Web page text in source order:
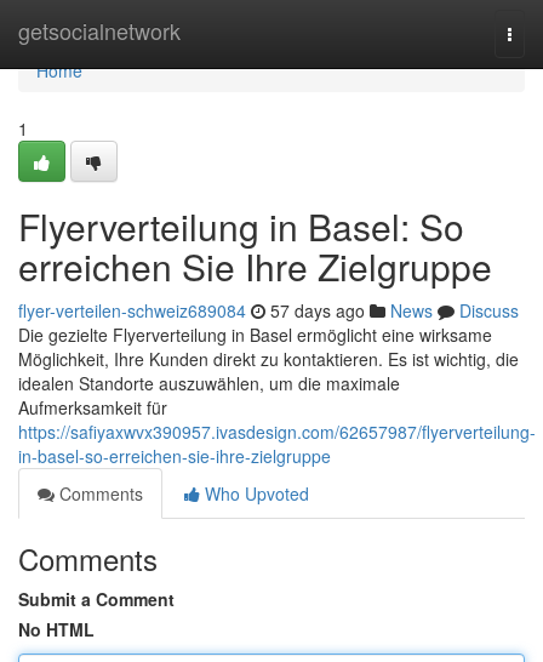
getsocialnetwork
Home
Home
1
Flyerverteilung in Basel: So
erreichen Sie Ihre Zielgruppe
flyer-verteilen-schweiz689084 57 days ago News
Discuss
Die gezielte Flyerverteilung in Basel ermöglicht eine wirksame
Möglichkeit, Ihre Kunden direkt zu kontaktieren. Es ist wichtig, die
idealen Standorte auszuwählen, um die maximale
Aufmerksamkeit für
https://safiyaxwvx390957.ivasdesign.com/62657987/flyerverteilung-
in-basel-so-erreichen-sie-ihre-zielgruppe
Comments
Who Upvoted
Comments
Submit a Comment
No HTML